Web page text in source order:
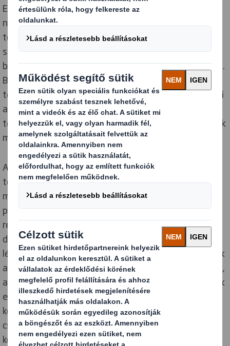
Egyes partnerek például inkább 3D fájlokat küldenek
nekünk; mások csak rövid időre tudnak számunkra
termékeket biztosítani, de nagyon rövid időre van
szükségünk ahhoz, hogy a terméket gyorsan
beszkenneljük és lemásoljuk, majd elkezdjük a munkát.
Bizonyos esetekben a terméket csak egy telephelyen
tekinthetjük meg, ahol a szkenner pontosan rögzítheti
a méreteket, és a DS Smith PackRight
tervezőközpontjába visszatérve elkészíthető a termék
másolata.
A 3D-s szkennelő eszköz néhány perc alatt képes a
terméket letapogatni, a kapott adatokat feldolgozni,
majd a másolatot elkészíteni, akár 0,5 mm-es
pontossággal. A szkennelt adatokat a DS Smith CAD
rendszerébe importálják, ahonnan a tervezők tovább
dolgozhatnak a legjobb csomagolási megoldást
létrehozva az alkatrész számára. Ezután kinyomtatjuk
a teljes méretű vagy méretarányos termék másolatát,
amely különösen hasznos az autóiparban. Elküldhetjük
ezeket a miniatűr modelleket a vevőnek, aki ezt
követően továbbküldheti és megvizsgálhatja a
csomagolást – ami az alkatrészek méretének
köszönhetően korábban nem lett volna lehetséges.